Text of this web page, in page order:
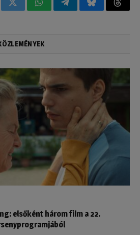
TwitterWhatsAppTelegramBluesky
elsőként három film a 22.